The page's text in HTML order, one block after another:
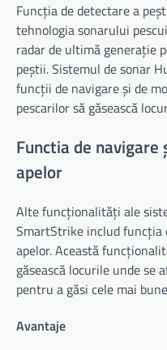
Funcția de detectare a
tehnologia sonarului
radar de ultimă generație
peștii. Sistemul de sonar
funcții de navigare și de
pescarilor să găsească
Functia de
apelor
Alte funcționalități ale
SmartStrike includ funcția
apelor. Această
găsească locurile unde se
pentru a găsi cele mai
Avantaje